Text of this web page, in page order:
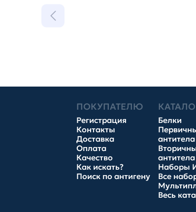
ПОКУПАТЕЛЮ
Регистрация
Контакты
Доставка
Оплата
Качество
Как искать?
Поиск по антигену
Белки
антитела
антитела
Наборы
Все
Весь